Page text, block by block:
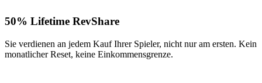
50% Lifetime RevShare
Sie verdienen an jedem Kauf Ihrer Spieler, nicht nur am ersten. Kein
monatlicher Reset, keine Einkommensgrenze.